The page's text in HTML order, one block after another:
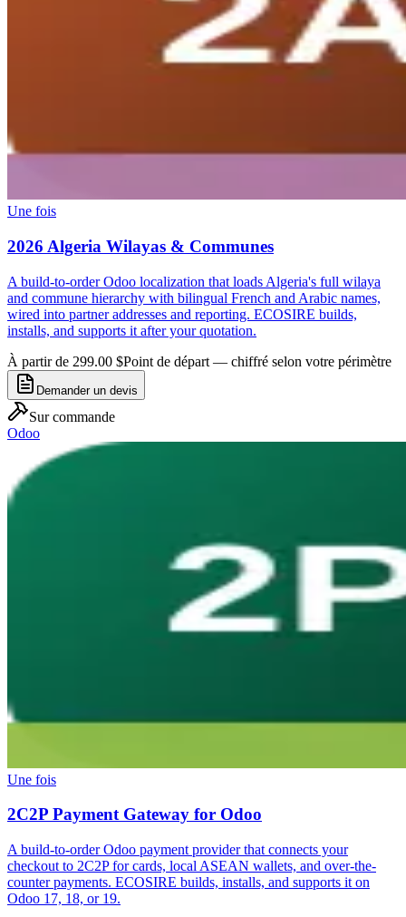
Une fois
2026 Algeria Wilayas & Communes
A build-to-order Odoo localization that loads Algeria's full wilaya
and commune hierarchy with bilingual French and Arabic names,
wired into partner addresses and reporting. ECOSIRE builds,
installs, and supports it after your quotation.
À partir de 299.00 $Point de départ — chiffré selon votre périmètre
Demander un devis
Sur commande
Odoo
Une fois
2C2P Payment Gateway for Odoo
A build-to-order Odoo payment provider that connects your
checkout to 2C2P for cards, local ASEAN wallets, and over-the-
counter payments. ECOSIRE builds, installs, and supports it on
Odoo 17, 18, or 19.